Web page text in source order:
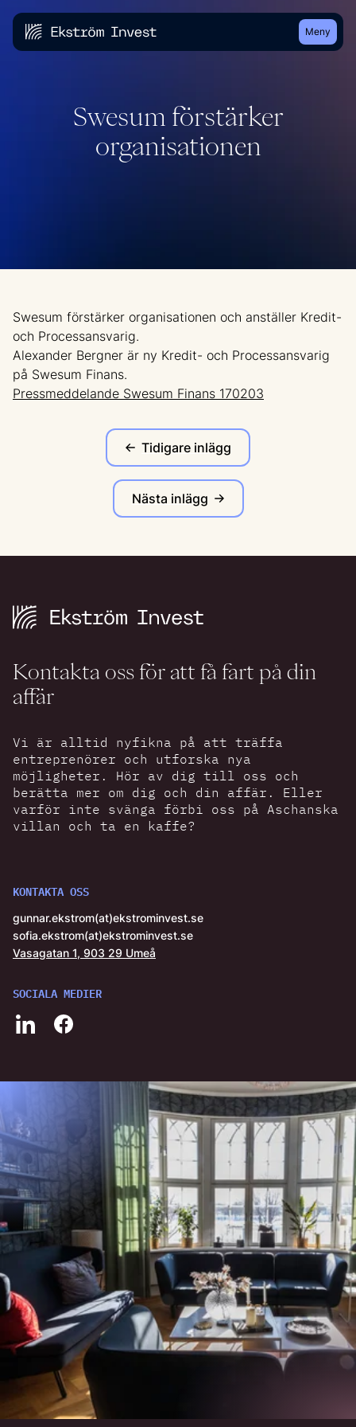
Meny
Swesum förstärker
organisationen
Swesum förstärker organisationen och anställer Kredit-
och Processansvarig.
Alexander Bergner är ny Kredit- och Processansvarig
på Swesum Finans.
Pressmeddelande Swesum Finans 170203
Tidigare inlägg
Nästa inlägg
Kontakta oss för att få fart på din
affär
Vi är alltid nyfikna på att träffa
entreprenörer och utforska nya
möjligheter. Hör av dig till oss och
berätta mer om dig och din affär. Eller
varför inte svänga förbi oss på Aschanska
villan och ta en kaffe?
KONTAKTA OSS
gunnar.ekstrom(at)ekstrominvest.se
sofia.ekstrom(at)ekstrominvest.se
Vasagatan 1, 903 29 Umeå
SOCIALA MEDIER